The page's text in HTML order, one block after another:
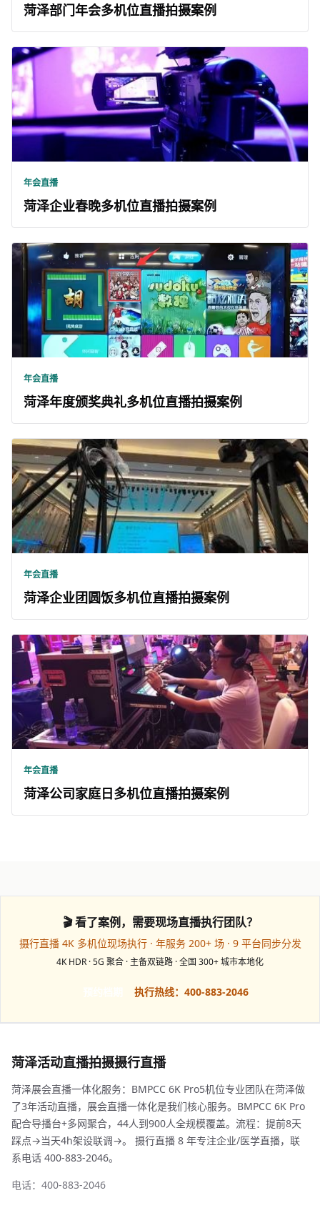
菏泽部门年会多机位直播拍摄案例
年会直播
菏泽企业春晚多机位直播拍摄案例
年会直播
菏泽年度颁奖典礼多机位直播拍摄案例
年会直播
菏泽企业团圆饭多机位直播拍摄案例
年会直播
菏泽公司家庭日多机位直播拍摄案例
🎬 看了案例，需要现场直播执行团队？
摄行直播 4K 多机位现场执行 · 年服务 200+ 场 · 9 平台同步分发
4K HDR · 5G 聚合 · 主备双链路 · 全国 300+ 城市本地化
执行热线：400-883-2046
菏泽活动直播拍摄摄行直播
菏泽展会直播一体化服务：BMPCC 6K Pro5机位专业团队在菏泽做
了3年活动直播，展会直播一体化是我们核心服务。BMPCC 6K Pro
配合导播台+多网聚合，44人到900人全规模覆盖。流程：提前8天
踩点→当天4h架设联调→。 摄行直播 8 年专注企业/医学直播，联
系电话 400-883-2046。
电话：400-883-2046